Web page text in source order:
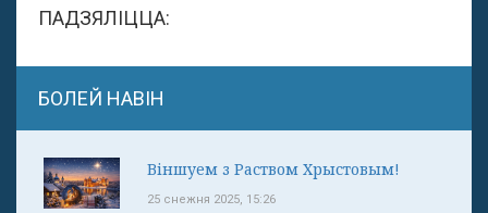
ПАДЗЯЛІЦЦА:
БОЛЕЙ НАВІН
Віншуем з Раством Хрыстовым!
25 снежня 2025, 15:26